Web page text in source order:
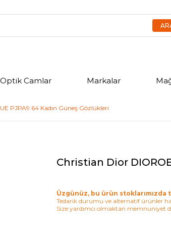
Optik Camlar Markalar
PJPA9 64 Kadın Güneş Gözlükleri
Christian Dior
Üzgünüz, bu ürün stoklarımızda
Tedarik durumu ve alternatif ürünler
Size yardımcı olmaktan memnuniyet